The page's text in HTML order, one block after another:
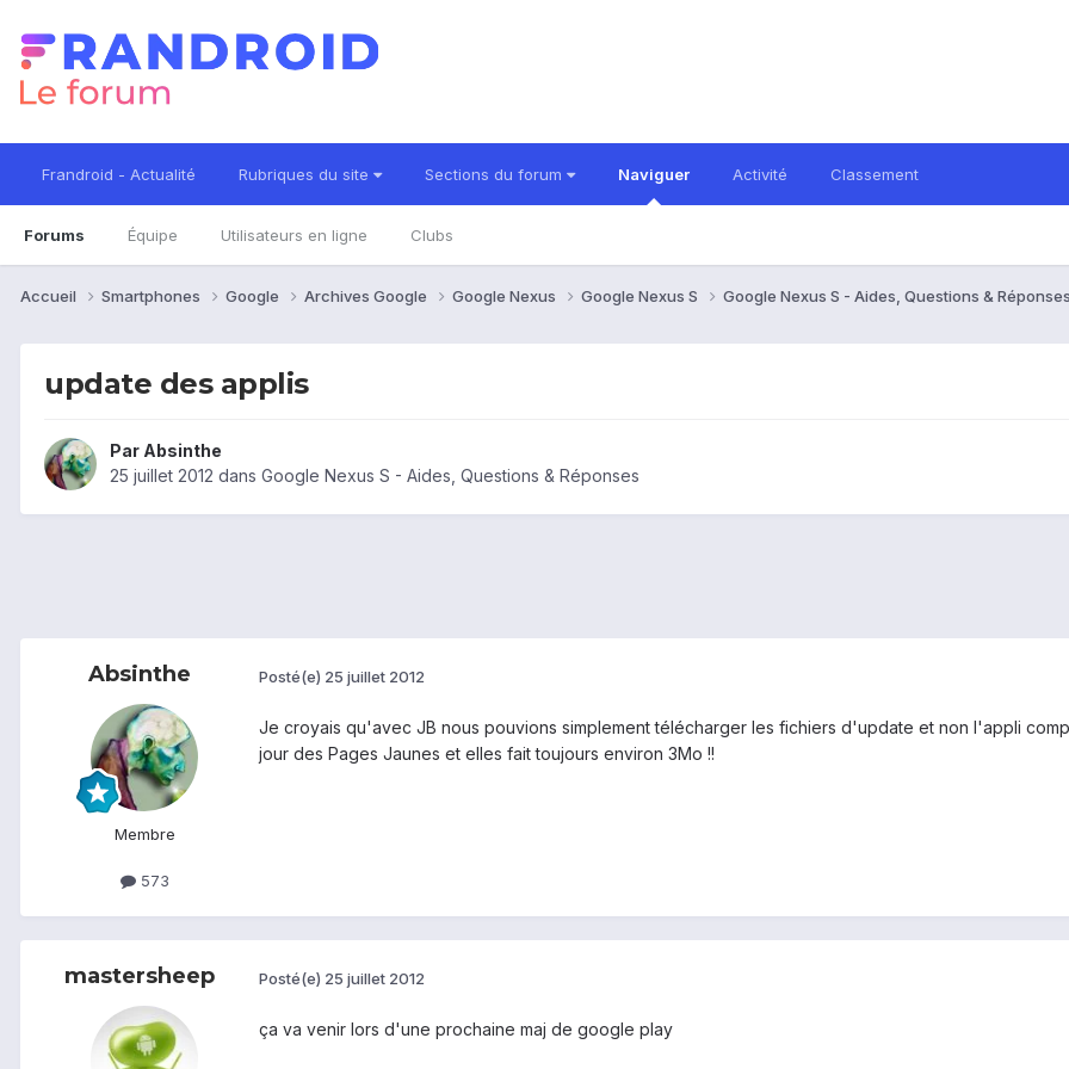
Frandroid - Actualité Rubriques du site Sections du forum Naviguer
Forums Équipe Utilisateurs en ligne Clubs
Activité Classement
Accueil Smartphones Google Archives Google Google Nexus Google Nexus S Google Nexus S - Aides, Questions &
update des applis
Par Absinthe
25 juillet 2012 dans Google Nexus S - Aides, Questions & Réponses
Absinthe
Membre
573
Posté(e) 25 juillet 2012
Je croyais qu'avec JB nous pouvions simplement télécharger les fichiers d'update et non l'appli
jour des Pages Jaunes et elles fait toujours environ 3Mo !!
mastersheep Posté(e) 25 juillet 2012
ça va venir lors d'une prochaine maj de google play